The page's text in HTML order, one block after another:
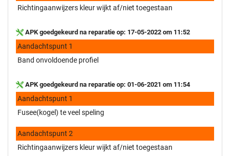
Richtingaanwijzers kleur wijkt af/niet toegestaan
APK goedgekeurd na reparatie op: 17-05-2022 om 11:52
Aandachtspunt 1
Band onvoldoende profiel
APK goedgekeurd na reparatie op: 01-06-2021 om 11:54
Aandachtspunt 1
Fusee(kogel) te veel speling
Aandachtspunt 2
Richtingaanwijzers kleur wijkt af/niet toegestaan